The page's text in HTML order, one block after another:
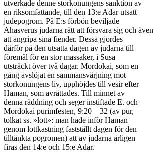
utverkade denne storkonungens sanktion av
en riksomfattande, till den 13:e Adar utsatt
judepogrom. På E:s förbön beviljade
Ahasverus judarna rätt att försvara sig och även
att angripa sina fiender. Dessa gjordes
därför på den utsatta dagen av judarna till
föremål för en stor massaker, i Susa
utsträckt över två dagar. Mordokai, som en
gång avslöjat en sammansvärjning mot
storkonungens liv, upphöjdes till vesir efter
Haman, som avrättades. Till minnet av
denna räddning och seger instiftade E. och
Mordokai purimfesten, 9:20—32 (av pur,
tolkat ss. »lott»: man hade inför Haman
genom lottkastning fastställt dagen för den
tilltänkta pogromen) att av judarna årligen
firas den 14:e och 15:e Adar.